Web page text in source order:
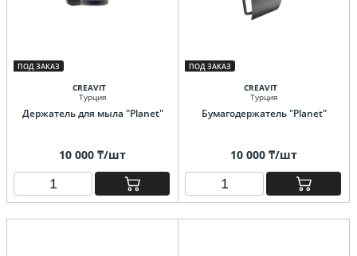
ПОД ЗАКАЗ
CREAVIT
Турция
Держатель для мыла "Planet"
10 000 ₸/шт
ПОД ЗАКАЗ
CREAVIT
Турция
Бумагодержатель "Planet"
10 000 ₸/шт